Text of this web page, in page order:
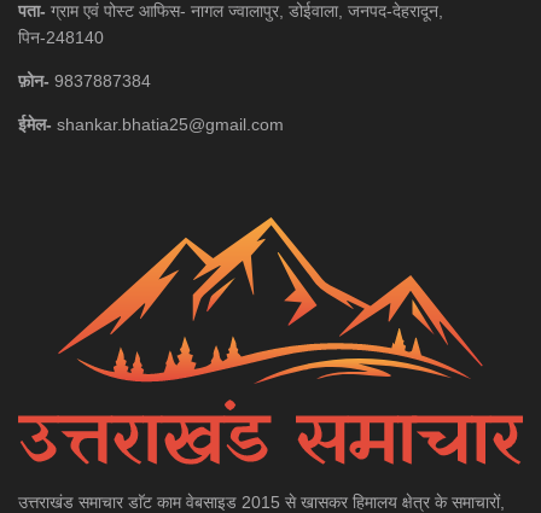
पता- ग्राम एवं पोस्ट आफिस- नागल ज्वालापुर, डोईवाला, जनपद-देहरादून,
पिन-248140
फ़ोन- 9837887384
ईमेल- shankar.bhatia25@gmail.com
उत्तराखंड समाचार डाॅट काम वेबसाइड 2015 से खासकर हिमालय क्षेत्र के समाचारों,